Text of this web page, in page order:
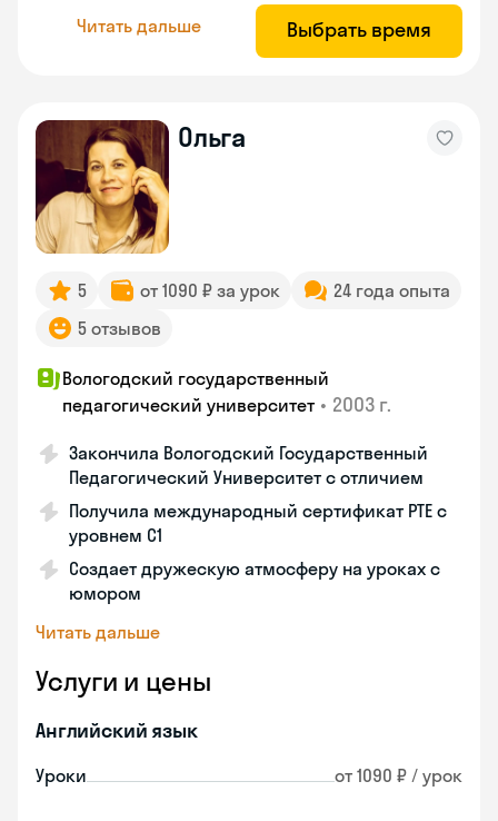
Читать дальше Выбрать время
Ольга
5 от 1090 ₽ за урок
24 года опыта
5 отзывов
Вологодский государственный
педагогический университет • 2003 г.
Закончила Вологодский Государственный
Педагогический Университет с отличием
Получила международный сертификат PTE с
уровнем C1
Создает дружескую атмосферу на уроках с
юмором
Читать дальше
Услуги и цены
Английский язык
Уроки от 1090 ₽ / урок